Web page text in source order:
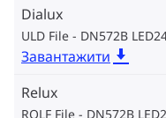
Dialux
ULD File - DN572B
Завантажити
Relux
ROLF File - DN572B